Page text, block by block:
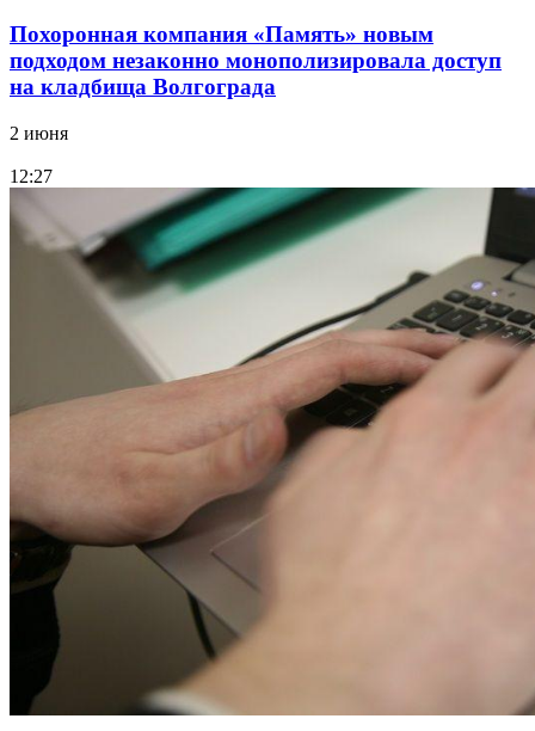
Похоронная компания «Память» новым
подходом незаконно монополизировала доступ
на кладбища Волгограда
2 июня
12:27